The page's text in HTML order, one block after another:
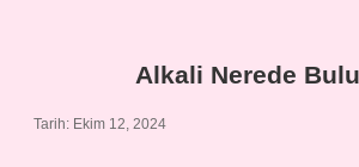
Alkali Nerede
Tarih: Ekim 12, 2024